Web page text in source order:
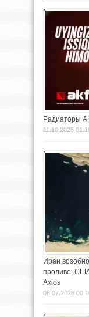
Радиаторы
11.10.2025
Иран
проливе,
Axios
08.07.2026